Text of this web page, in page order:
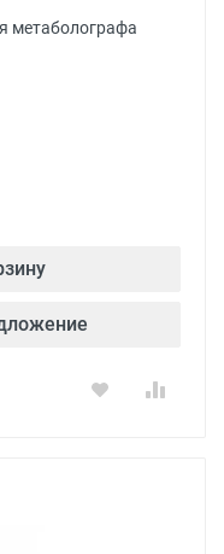
метаболографа